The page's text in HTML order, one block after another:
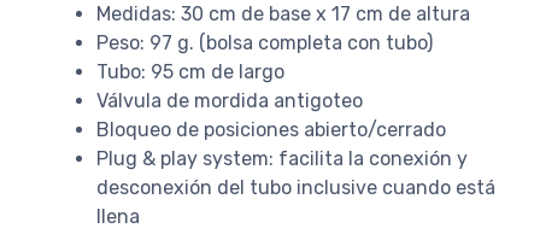
Medidas: 30 cm de base x 17 cm de altura
Peso: 97 g. (bolsa completa con tubo)
Tubo: 95 cm de largo
Válvula de mordida antigoteo
Bloqueo de posiciones abierto/cerrado
Plug & play system: facilita la conexión y
desconexión del tubo inclusive cuando está
llena